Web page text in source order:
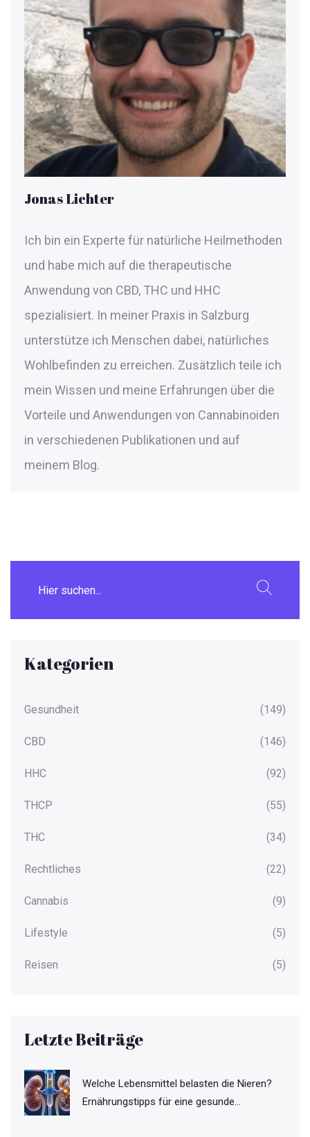
Jonas Lichter
Ich bin ein Experte für natürliche Heilmethoden
und habe mich auf die therapeutische
Anwendung von CBD, THC und HHC
spezialisiert. In meiner Praxis in Salzburg
unterstütze ich Menschen dabei, natürliches
Wohlbefinden zu erreichen. Zusätzlich teile ich
mein Wissen und meine Erfahrungen über die
Vorteile und Anwendungen von Cannabinoiden
in verschiedenen Publikationen und auf
meinem Blog.
Kategorien
Gesundheit (149)
CBD (146)
HHC (92)
THCP (55)
THC (34)
Rechtliches (22)
Cannabis (9)
Lifestyle (5)
Reisen (5)
Letzte Beiträge
Welche Lebensmittel belasten die Nieren?
Ernährungstipps für eine gesunde